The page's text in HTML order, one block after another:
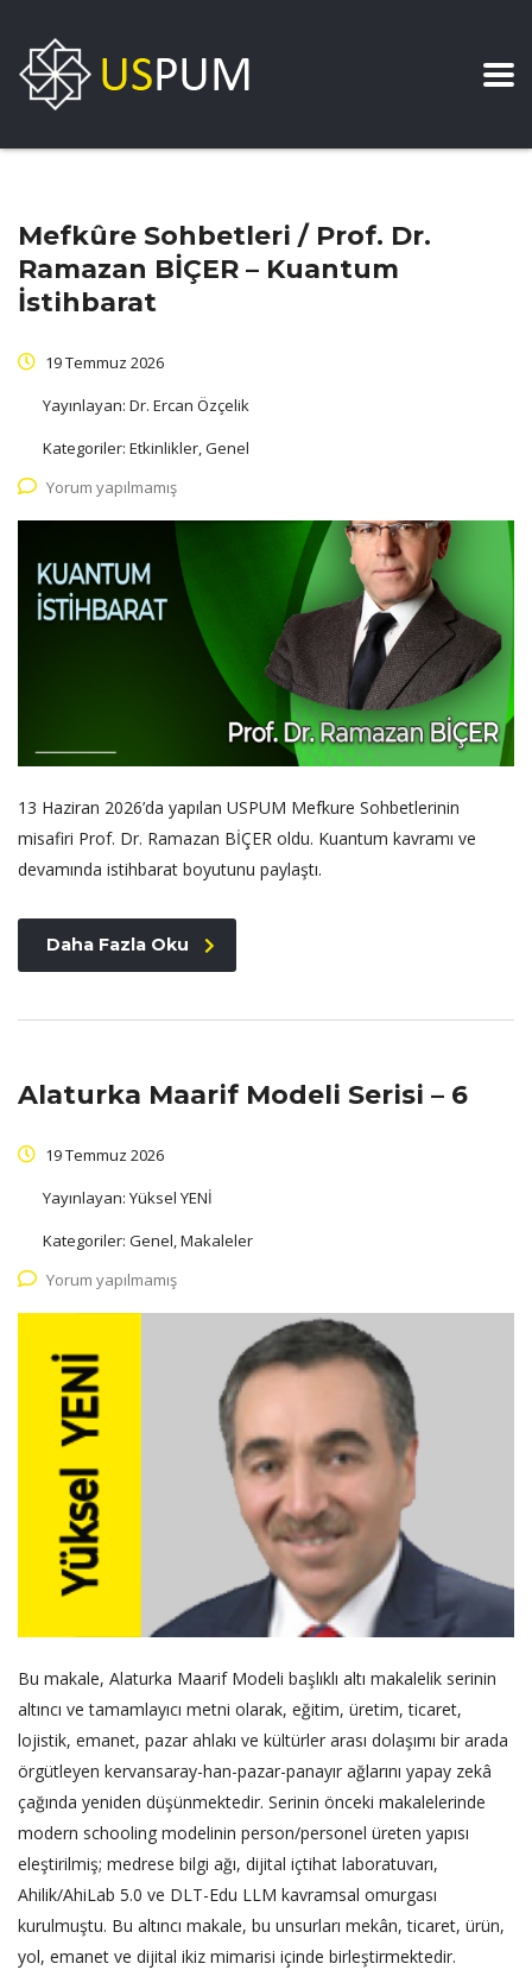
Mefkûre Sohbetleri / Prof. Dr.
Ramazan BİÇER – Kuantum
İstihbarat
19 Temmuz 2026
Yayınlayan: Dr. Ercan Özçelik
Kategoriler: Etkinlikler, Genel
Yorum yapılmamış
13 Haziran 2026’da yapılan USPUM Mefkure Sohbetlerinin
misafiri Prof. Dr. Ramazan BİÇER oldu. Kuantum kavramı ve
devamında istihbarat boyutunu paylaştı.
Daha Fazla Oku
Alaturka Maarif Modeli Serisi – 6
19 Temmuz 2026
Yayınlayan: Yüksel YENİ
Kategoriler: Genel, Makaleler
Yorum yapılmamış
Bu makale, Alaturka Maarif Modeli başlıklı altı makalelik serinin
altıncı ve tamamlayıcı metni olarak, eğitim, üretim, ticaret,
lojistik, emanet, pazar ahlakı ve kültürler arası dolaşımı bir arada
örgütleyen kervansaray-han-pazar-panayır ağlarını yapay zekâ
çağında yeniden düşünmektedir. Serinin önceki makalelerinde
modern schooling modelinin person/personel üreten yapısı
eleştirilmiş; medrese bilgi ağı, dijital içtihat laboratuvarı,
Ahilik/AhiLab 5.0 ve DLT-Edu LLM kavramsal omurgası
kurulmuştu. Bu altıncı makale, bu unsurları mekân, ticaret, ürün,
yol, emanet ve dijital ikiz mimarisi içinde birleştirmektedir.